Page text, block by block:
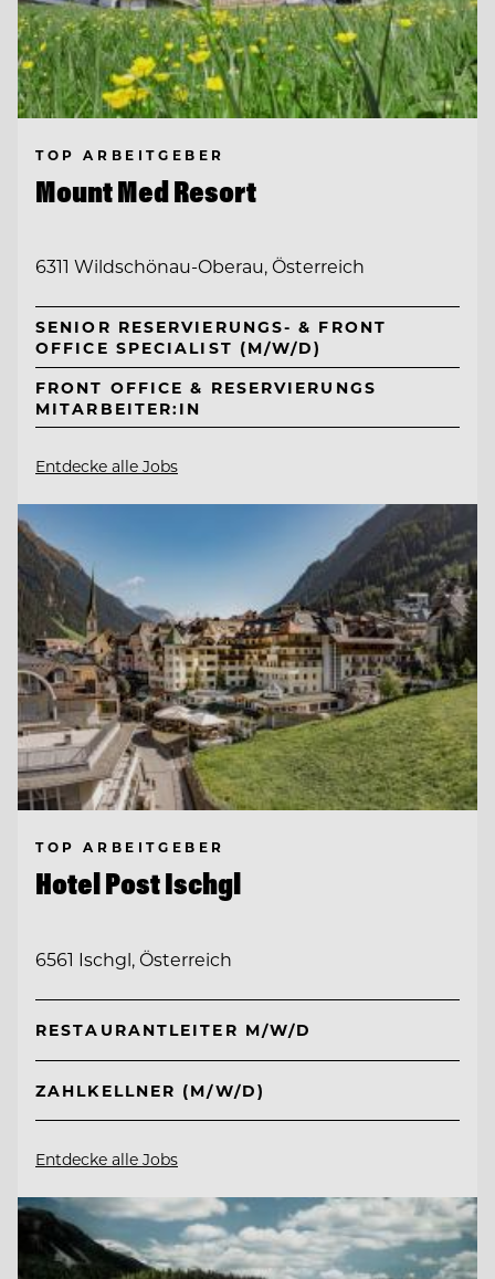
TOP ARBEITGEBER
Mount Med Resort
6311 Wildschönau-Oberau, Österreich
SENIOR RESERVIERUNGS- & FRONT
OFFICE SPECIALIST (M/W/D)
FRONT OFFICE & RESERVIERUNGS
MITARBEITER:IN
Entdecke alle Jobs
TOP ARBEITGEBER
Hotel Post Ischgl
6561 Ischgl, Österreich
RESTAURANTLEITER M/W/D
ZAHLKELLNER (M/W/D)
Entdecke alle Jobs